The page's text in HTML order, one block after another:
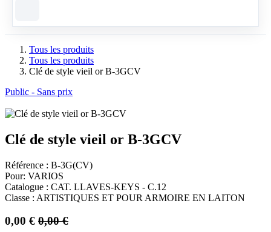
Tous les produits
Tous les produits
Clé de style vieil or B-3GCV
Public - Sans prix
Clé de style vieil or B-3GCV
Référence : B-3G(CV)
Pour: VARIOS
Catalogue : CAT. LLAVES-KEYS - C.12
Classe : ARTISTIQUES ET POUR ARMOIRE EN LAITON
0,00 € 0,00€